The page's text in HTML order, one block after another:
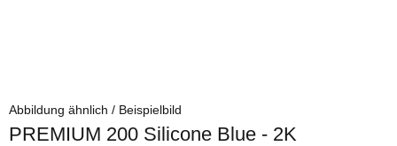
Abbildung ähnlich / Beispielbild
PREMIUM 200 Silicone Blue - 2K